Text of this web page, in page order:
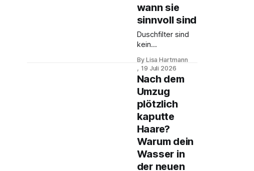
wann sie
sinnvoll sind
Duschfilter sind
kein
Aber bei hartem
Wasser,
Kalkrückständen
und Haut- oder
Haargefühl nach
dem Duschen
können sie ein
sinnvoller Test
sein.
By Lisa Hartmann
19 Juli 2026
Nach dem
Umzug
plötzlich
kaputte
Haare?
Warum dein
Wasser in
der neuen